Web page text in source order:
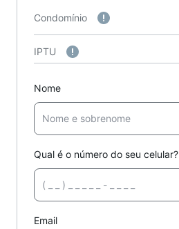
Condomínio
IPTU
Nome
Qual é o número do seu celular?
Email